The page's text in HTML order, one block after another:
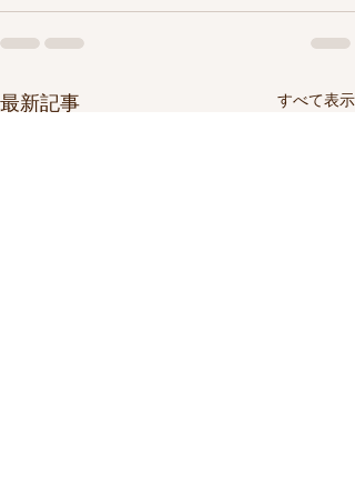
最新記事 すべて表示